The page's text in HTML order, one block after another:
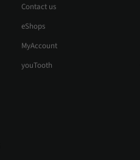
Contact us
eShops
MyAccount
youTooth